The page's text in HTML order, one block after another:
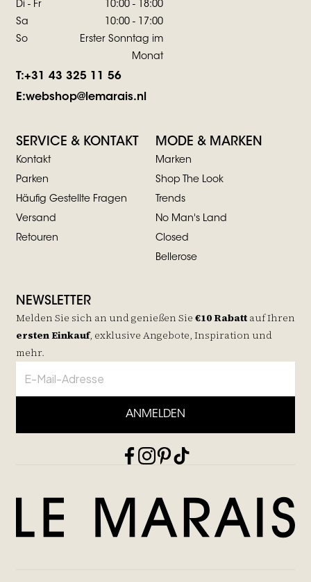
Di - Fr
10:00 - 18:00
Sa
10:00 - 17:00
So
Erster Sonntag im
Monat
T:+31 43 325 11 56
E:webshop@lemarais.nl
SERVICE & KONTAKT
Kontakt
Parken
Häufig Gestellte Fragen
Versand
Retouren
MODE & MARKEN
Marken
Shop The Look
Trends
No Man's Land
Closed
Bellerose
NEWSLETTER
Melden Sie sich an und genießen Sie €10 Rabatt aufIhren
ersten Einkauf, exklusive Angebote, Inspiration und
mehr.
ANMELDEN